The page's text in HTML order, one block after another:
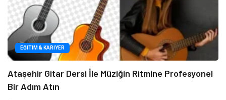
EĞITIM & KARIYER
Ataşehir Gitar Dersi İle Müziğin Ritmine Profesyonel
Bir Adım Atın